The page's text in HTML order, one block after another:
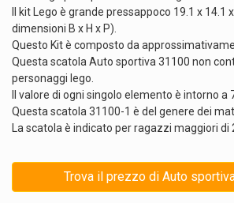
Il kit Lego è grande pressappoco 19.1 x 14.1
dimensioni B x H x P).
Questo Kit è composto da
Questa scatola Auto sportiva 31100 non
personaggi lego.
Il valore di ogni singolo elemento è intorno a
Questa scatola 31100-1 è del genere dei
La scatola è indicato per ragazzi maggiori di
Trova il prezzo di Auto